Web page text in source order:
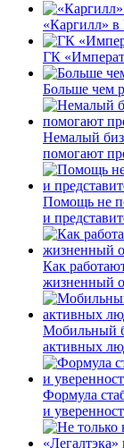
«Каргилл» в
ГК
Больше чем
Немалый
помогают
Помощь не
и
Как
жизненный
Мобильный
активных
Формула
и